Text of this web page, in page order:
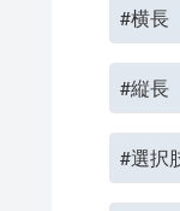
#横長
#縦長
#選択